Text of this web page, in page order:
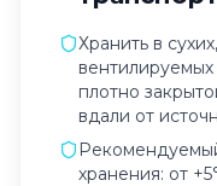
Хранить в
плотно
вдали от
хранения: от